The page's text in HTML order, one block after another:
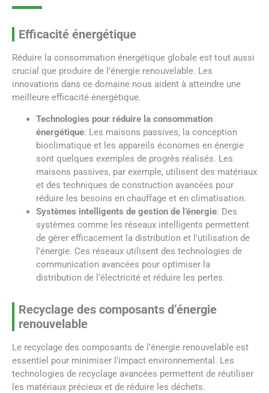
Efficacité énergétique
Réduire la consommation énergétique globale est tout aussi
crucial que produire de l’énergie renouvelable. Les
innovations dans ce domaine nous aident à atteindre une
meilleure efficacité énergétique.
Technologies pour réduire la consommation
énergétique: Les maisons passives, la conception
bioclimatique et les appareils économes en énergie
sont quelques exemples de progrès réalisés. Les
maisons passives, par exemple, utilisent des matériaux
et des techniques de construction avancées pour
réduire les besoins en chauffage et en climatisation.
Systèmes intelligents de gestion de l’énergie: Des
systèmes comme les réseaux intelligents permettent
de gérer efficacement la distribution et l’utilisation de
l’énergie. Ces réseaux utilisent des technologies de
communication avancées pour optimiser la
distribution de l’électricité et réduire les pertes.
Recyclage des composants d’énergie
renouvelable
Le recyclage des composants de l’énergie renouvelable est
essentiel pour minimiser l’impact environnemental. Les
technologies de recyclage avancées permettent de réutiliser
les matériaux précieux et de réduire les déchets.